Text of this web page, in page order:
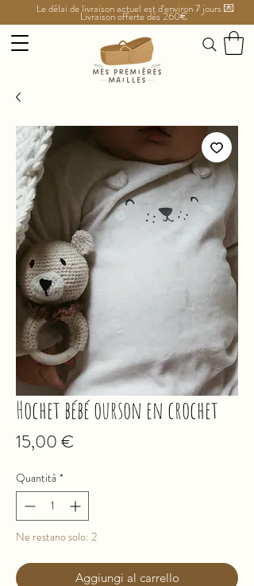
Le délai de livraison actuel est d'environ 7 jours 💌
Livraison offerte dès 260€
Hochet bébé ourson en crochet
15,00 €
Quantità *
Ne restano solo: 2
Aggiungi al carrello